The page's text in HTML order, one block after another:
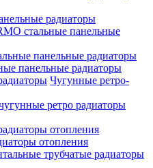
радиаторы
стальные панельные
панельные радиаторы
панельные радиаторы
Чугунные ретро-
ретро радиаторы
отопления
трубчатые радиаторы